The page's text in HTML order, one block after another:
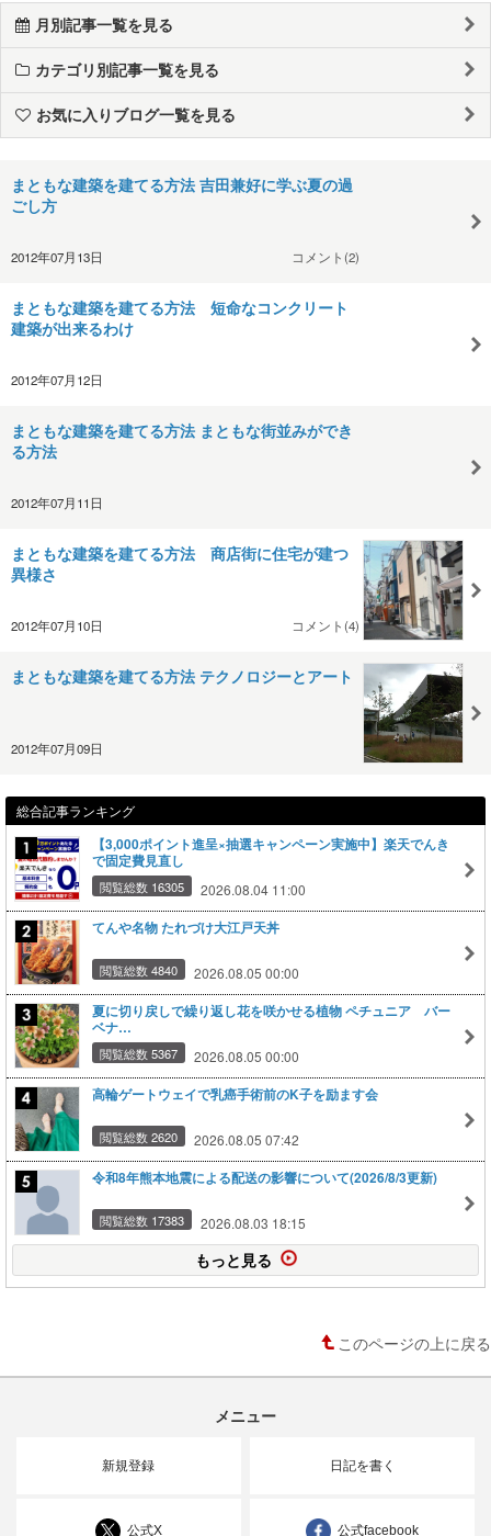
月別記事一覧を見る
カテゴリ別記事一覧を見る
お気に入りブログ一覧を見る
まともな建築を建てる方法 吉田兼好に学ぶ夏の過
ごし方
2012年07月13日 コメント(2)
まともな建築を建てる方法 短命なコンクリート
建築が出来るわけ
2012年07月12日
まともな建築を建てる方法 まともな街並みができ
る方法
2012年07月11日
まともな建築を建てる方法 商店街に住宅が建つ
異様さ
2012年07月10日 コメント(4)
まともな建築を建てる方法 テクノロジーとアート
2012年07月09日
総合記事ランキング
【3,000ポイント進呈×抽選キャンペーン実施中】楽天でんき
で固定費見直し
閲覧総数 16305 2026.08.04 11:00
てんや名物 たれづけ大江戸天丼
閲覧総数 4840 2026.08.05 00:00
夏に切り戻しで繰り返し花を咲かせる植物 ペチュニア バー
ベナ…
閲覧総数 5367 2026.08.05 00:00
高輪ゲートウェイで乳癌手術前のK子を励ます会
閲覧総数 2620 2026.08.05 07:42
令和8年熊本地震による配送の影響について(2026/8/3更新)
閲覧総数 17383 2026.08.03 18:15
もっと見る
このページの上に戻る
メニュー
新規登録 日記を書く
公式X 公式facebook